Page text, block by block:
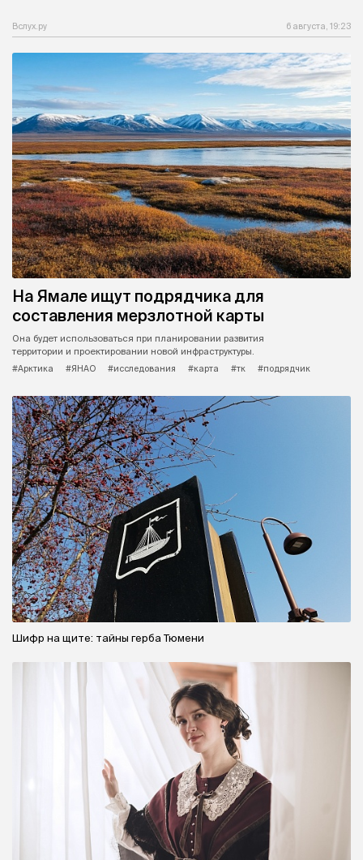
Вслух.ру 6 августа, 19:23
На Ямале ищут подрядчика для
составления мерзлотной карты
Она будет использоваться при планировании развития
территории и проектировании новой инфраструктуры.
#Арктика
#ЯНАО #исследования #карта #тк #подрядчик
Шифр на щите: тайны герба Тюмени